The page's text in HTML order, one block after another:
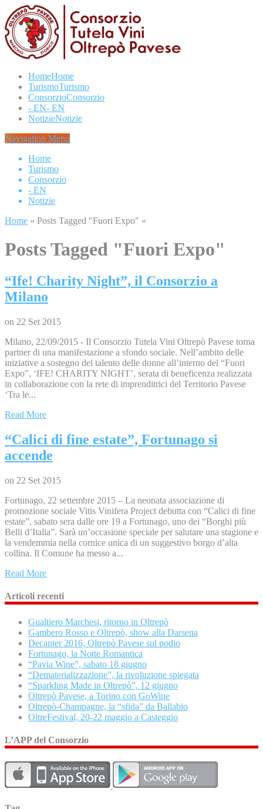
HomeHome
TurismoTurismo
ConsorzioConsorzio
- EN- EN
NotizieNotizie
Navigation Menu
Home
Turismo
Consorzio
- EN
Notizie
Home » Posts Tagged "Fuori Expo" »
Posts Tagged "Fuori Expo"
“Ife! Charity Night”, il Consorzio a
Milano
on 22 Set 2015
Milano, 22/09/2015 - Il Consorzio Tutela Vini Oltrepò Pavese torna
partner di una manifestazione a sfondo sociale. Nell’ambito delle
iniziative a sostegno del talento delle donne all’interno del “Fuori
Expo”, ‘IFE! CHARITY NIGHT’, serata di beneficenza realizzata
in collaborazione con la rete di imprenditrici del Territorio Pavese
‘Tra le...
Read More
“Calici di fine estate”, Fortunago si
accende
on 22 Set 2015
Fortunago, 22 settembre 2015 – La neonata associazione di
promozione sociale Vitis Vinifera Project debutta con “Calici di fine
estate”, sabato sera dalle ore 19 a Fortunago, uno dei “Borghi più
Belli d’Italia”. Sarà un’occasione speciale per salutare una stagione e
la vendemmia nella cornice unica di un suggestivo borgo d’alta
collina. Il Comune ha messo a...
Read More
Articoli recenti
Gualtiero Marchesi, ritorno in Oltrepò
Gambero Rosso e Oltrepò, show alla Darsena
Decanter 2016, Oltrepò Pavese sul podio
Fortunago, la Notte Romantica
“Pavia Wine”, sabato 18 giugno
“Dematerializzazione”, la rivoluzione spiegata
“Sparkling Made in Oltrepò”, 12 giugno
Oltrepò Pavese, a Torino con GoWine
Oltrepò-Champagne, la “sfida” da Ballabio
OltreFestival, 20-22 maggio a Casteggio
L’APP del Consorzio